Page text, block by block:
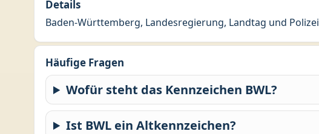
Details
Baden-Württemberg, Landesregierung, Landtag und Polizei
Häufige Fragen
Wofür steht das Kennzeichen BWL?
Ist BWL ein Altkennzeichen?